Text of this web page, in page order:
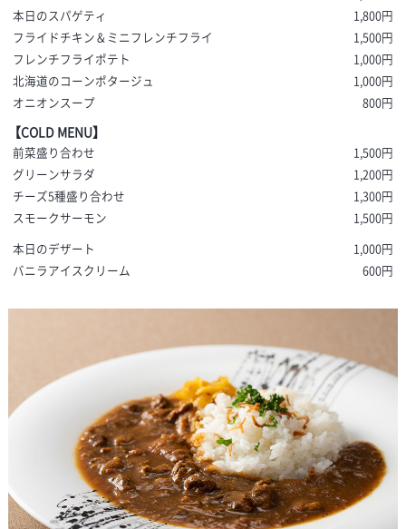
本日のスパゲティ
1,800円
フライドチキン＆ミニフレンチフライ
1,500円
フレンチフライポテト
1,000円
北海道のコーンポタージュ
1,000円
オニオンスープ
800円
【COLD MENU】
前菜盛り合わせ
1,500円
グリーンサラダ
1,200円
チーズ5種盛り合わせ
1,300円
スモークサーモン
1,500円
本日のデザート
1,000円
バニラアイスクリーム
600円